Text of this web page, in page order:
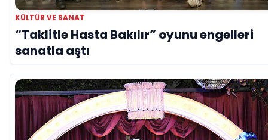
KÜLTÜR VE SANAT
“Taklitle Hasta Bakılır” oyunu engelleri
sanatla aştı